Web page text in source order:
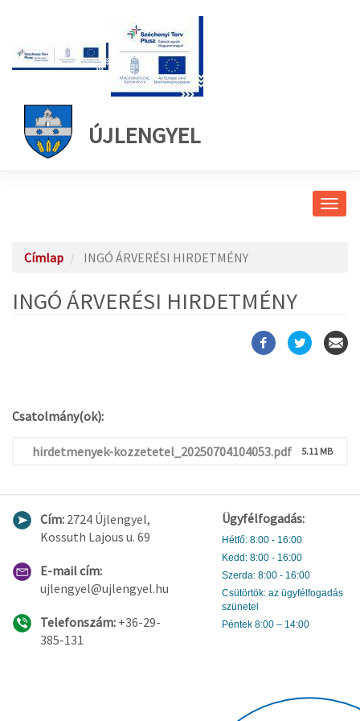
ÚJLENGYEL
Címlap INGÓ ÁRVERÉSI HIRDETMÉNY
INGÓ ÁRVERÉSI HIRDETMÉNY
Csatolmány(ok):
hirdetmenyek-kozzetetel_20250704104053.pdf 5.11 MB
Cím: 2724 Újlengyel,
Kossuth Lajous u. 69
E-mail cím:
ujlengyel@ujlengyel.hu
Telefonszám: +36-29-
385-131
Ügyfélfogadás:
Hétfő: 8:00 - 16:00
Kedd: 8:00 - 16:00
Szerda: 8:00 - 16:00
Csütörtök: az ügyfélfogadás
szünetel
Péntek 8:00 – 14:00